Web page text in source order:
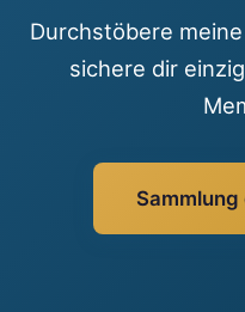
Durchstöbere
sichere dir